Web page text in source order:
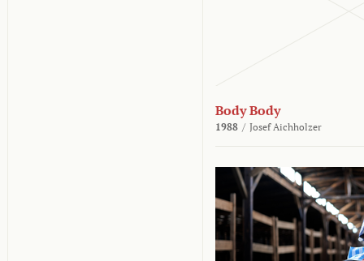
Body Body
1988 / Josef Aichholzer